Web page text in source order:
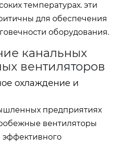
температурах. эти
для обеспечения
оборудования.
канальных
вентиляторов
охлаждение и
предприятиях
вентиляторы
эффективного